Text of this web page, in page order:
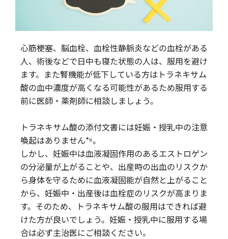
心筋梗塞、脳血栓、血栓性静脈炎などの血栓がある
人、術後などで日中も寝た状態の人は、服用を避け
ます。また腎機能が低下している方はトラネキサム
酸の血中濃度が高くなる可能性があるため服用する
前に医師・薬剤師に相談しましょう。
トラネキサム酸の添付文書には妊娠・授乳中の注意
喚起はありません*⁶。
しかし、妊娠中は血液凝固作用のあるエストロゲン
の分泌量が上がることや、出産時の出血のリスクか
ら身体を守るために血液凝固能が自然と上がること
から、妊娠中・出産後は血栓症のリスクが高まりま
す。そのため、トラネキサム酸の服用はできれば避
けた方が良いでしょう。妊娠・授乳中に服用する場
合は必ず主治医にご相談ください。